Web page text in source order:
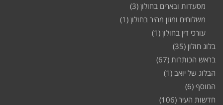
מסעדות ובארים בחולון (3)
משלוחים ומזון מהיר בחולון (1)
עורכי דין בחולון (1)
בלוג חולון (35)
בראש הכותרות (67)
הבלוג של יואב (1)
המוסף (6)
חדשות העיר (106)